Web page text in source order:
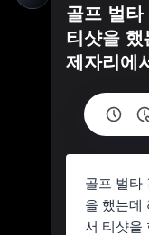
골프 벌
티샷을
제자리에
골프 벌타
을 했는데
서 티샷을